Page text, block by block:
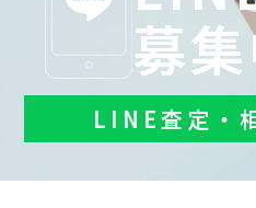
募
LINE査定・